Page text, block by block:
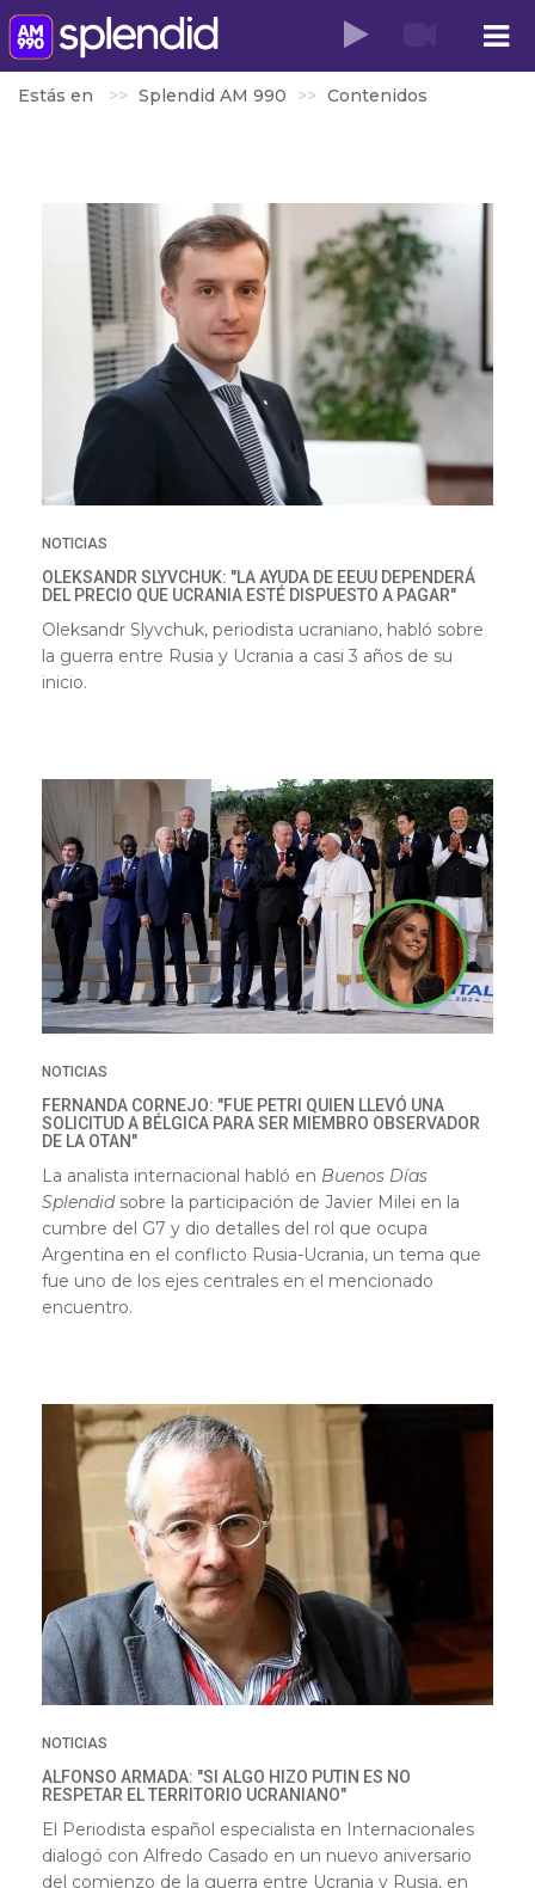
Estás en Splendid AM 990 Contenidos
NOTICIAS
OLEKSANDR SLYVCHUK: "LA AYUDA DE EEUU DEPENDERÁ
DEL PRECIO QUE UCRANIA ESTÉ DISPUESTO A PAGAR"
Oleksandr Slyvchuk, periodista ucraniano, habló sobre
la guerra entre Rusia y Ucrania a casi 3 años de su
inicio.
NOTICIAS
FERNANDA CORNEJO: "FUE PETRI QUIEN LLEVÓ UNA
SOLICITUD A BÉLGICA PARA SER MIEMBRO OBSERVADOR
DE LA OTAN"
La analista internacional habló en Buenos Días
Splendidsobre la participación de Javier Milei en la
cumbre del G7 y dio detalles del rol que ocupa
Argentina en el conflicto Rusia-Ucrania, un tema que
fue uno de los ejes centrales en el mencionado
encuentro.
NOTICIAS
ALFONSO ARMADA: "SI ALGO HIZO PUTIN ES NO
RESPETAR EL TERRITORIO UCRANIANO"
El Periodista español especialista en Internacionales
dialogó con Alfredo Casado en un nuevo aniversario
del comienzo de la guerra entre Ucrania y Rusia, en